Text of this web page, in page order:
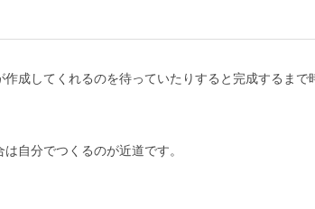
成してくれるのを待っていたりすると完成するまで
自分でつくるのが近道です。